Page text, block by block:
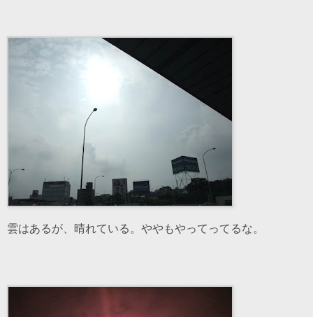
雲はあるが、晴れている。ややもやってってるな。